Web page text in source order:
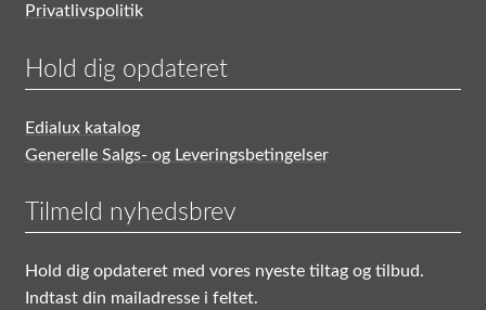
Privatlivspolitik
Hold dig opdateret
Edialux katalog
Generelle Salgs- og Leveringsbetingelser
Tilmeld nyhedsbrev
Hold dig opdateret med vores nyeste tiltag og tilbud.
Indtast din mailadresse i feltet.